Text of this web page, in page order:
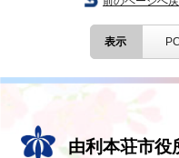
表示 PC
由利本荘市役